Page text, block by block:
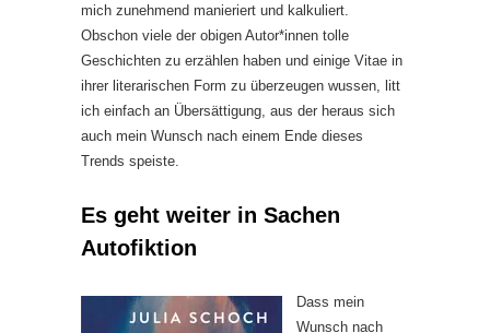
mich zunehmend manieriert und kalkuliert.
Obschon viele der obigen Autor*innen tolle
Geschichten zu erzählen haben und einige Vitae in
ihrer literarischen Form zu überzeugen wussen, litt
ich einfach an Übersättigung, aus der heraus sich
auch mein Wunsch nach einem Ende dieses
Trends speiste.
Es geht weiter in Sachen
Autofiktion
Dass mein
Wunsch nach